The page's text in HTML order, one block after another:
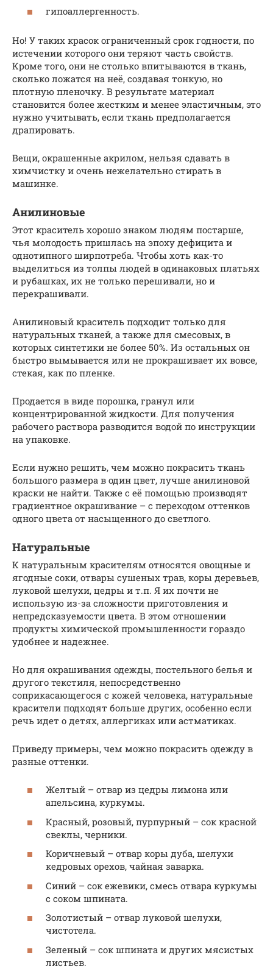
гипоаллергенность.
Но! У таких красок ограниченный срок годности, по
истечении которого они теряют часть свойств.
Кроме того, они не столько впитываются в ткань,
сколько ложатся на неё, создавая тонкую, но
плотную пленочку. В результате материал
становится более жестким и менее эластичным, это
нужно учитывать, если ткань предполагается
драпировать.
Вещи, окрашенные акрилом, нельзя сдавать в
химчистку и очень нежелательно стирать в
машинке.
Анилиновые
Этот краситель хорошо знаком людям постарше,
чья молодость пришлась на эпоху дефицита и
однотипного ширпотреба. Чтобы хоть как-то
выделиться из толпы людей в одинаковых платьях
и рубашках, их не только перешивали, но и
перекрашивали.
Анилиновый краситель подходит только для
натуральных тканей, а также для смесовых, в
которых синтетики не более 50%. Из остальных он
быстро вымывается или не прокрашивает их вовсе,
стекая, как по пленке.
Продается в виде порошка, гранул или
концентрированной жидкости. Для получения
рабочего раствора разводится водой по инструкции
на упаковке.
Если нужно решить, чем можно покрасить ткань
большого размера в один цвет, лучше анилиновой
краски не найти. Также с её помощью производят
градиентное окрашивание – с переходом оттенков
одного цвета от насыщенного до светлого.
Натуральные
К натуральным красителям относятся овощные и
ягодные соки, отвары сушеных трав, коры деревьев,
луковой шелухи, цедры и т.п. Я их почти не
использую из-за сложности приготовления и
непредсказуемости цвета. В этом отношении
продукты химической промышленности гораздо
удобнее и надежнее.
Но для окрашивания одежды, постельного белья и
другого текстиля, непосредственно
соприкасающегося с кожей человека, натуральные
красители подходят больше других, особенно если
речь идет о детях, аллергиках или астматиках.
Приведу примеры, чем можно покрасить одежду в
разные оттенки.
Желтый – отвар из цедры лимона или
апельсина, куркумы.
Красный, розовый, пурпурный – сок красной
свеклы, черники.
Коричневый – отвар коры дуба, шелухи
кедровых орехов, чайная заварка.
Синий – сок ежевики, смесь отвара куркумы
с соком шпината.
Золотистый – отвар луковой шелухи,
чистотела.
Зеленый – сок шпината и других мясистых
листьев.